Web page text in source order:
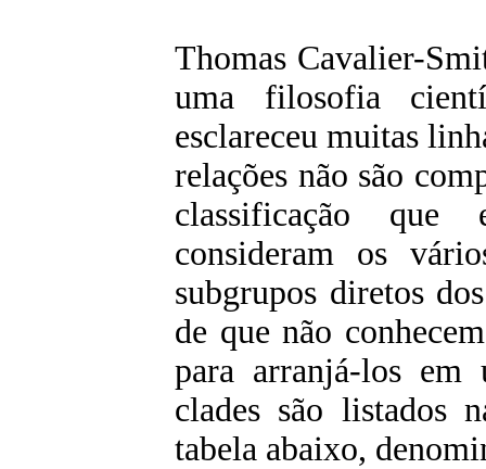
Thomas Cavalier-
uma filosofia
esclareceu muitas
relações não são
classificação que
consideram os
subgrupos diretos
de que não
para arranjá-los em
clades são listados
tabela abaixo,